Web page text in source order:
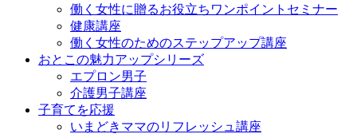
働く女性に贈るお役立ちワンポイントセミナー
健康講座
働く女性のためのステップアップ講座
おとこの魅力アップシリーズ
エプロン男子
介護男子講座
子育てを応援
いまどきママのリフレッシュ講座